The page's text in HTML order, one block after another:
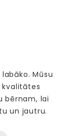
Mūsu
bērnam, lai
un jautru.